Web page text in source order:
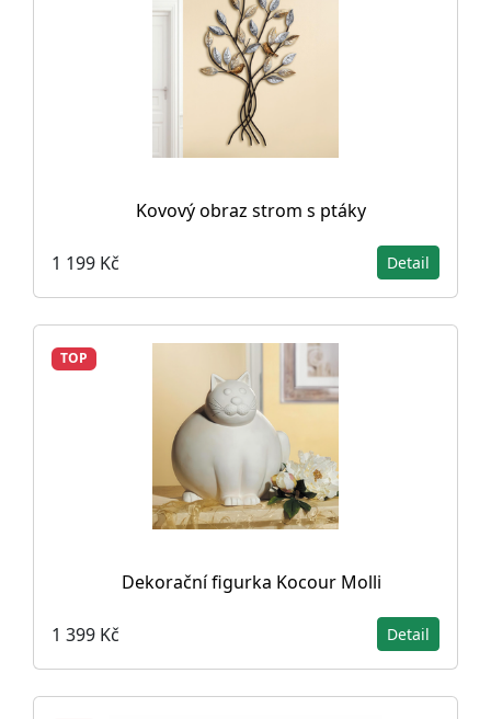
Kovový obraz strom s ptáky
1 199 Kč Detail
TOP
Dekorační figurka Kocour Molli
1 399 Kč Detail